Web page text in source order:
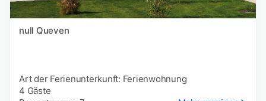
null Queven
Art der Ferienunterkunft: Ferienwohnung
4 Gäste